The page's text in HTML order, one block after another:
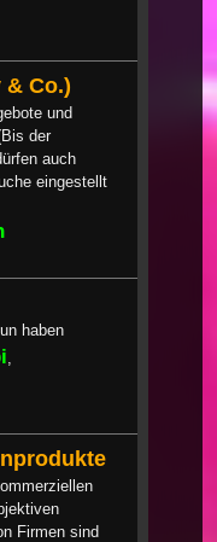
& Co.)
und
der
auch
eingestellt
haben
Firmen sind